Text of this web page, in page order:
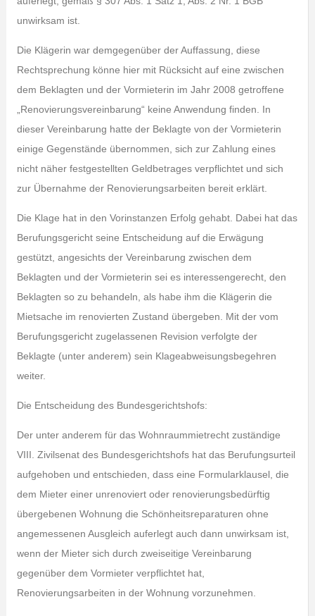
unwirksam ist.
Die Klägerin war demgegenüber der Auffassung, diese
Rechtsprechung könne hier mit Rücksicht auf eine zwischen
dem Beklagten und der Vormieterin im Jahr 2008 getroffene
„Renovierungsvereinbarung“ keine Anwendung finden. In
dieser Vereinbarung hatte der Beklagte von der Vormieterin
einige Gegenstände übernommen, sich zur Zahlung eines
nicht näher festgestellten Geldbetrages verpflichtet und sich
zur Übernahme der Renovierungsarbeiten bereit erklärt.
Die Klage hat in den Vorinstanzen Erfolg gehabt. Dabei hat das
Berufungsgericht seine Entscheidung auf die Erwägung
gestützt, angesichts der Vereinbarung zwischen dem
Beklagten und der Vormieterin sei es interessengerecht, den
Beklagten so zu behandeln, als habe ihm die Klägerin die
Mietsache im renovierten Zustand übergeben. Mit der vom
Berufungsgericht zugelassenen Revision verfolgte der
Beklagte (unter anderem) sein Klageabweisungsbegehren
weiter.
Die Entscheidung des Bundesgerichtshofs:
Der unter anderem für das Wohnraummietrecht zuständige
VIII. Zivilsenat des Bundesgerichtshofs hat das Berufungsurteil
aufgehoben und entschieden, dass eine Formularklausel, die
dem Mieter einer unrenoviert oder renovierungsbedürftig
übergebenen Wohnung die Schönheitsreparaturen ohne
angemessenen Ausgleich auferlegt auch dann unwirksam ist,
wenn der Mieter sich durch zweiseitige Vereinbarung
gegenüber dem Vormieter verpflichtet hat,
Renovierungsarbeiten in der Wohnung vorzunehmen.